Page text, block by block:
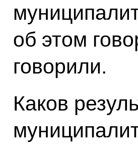
об этом
говорили.
Каков